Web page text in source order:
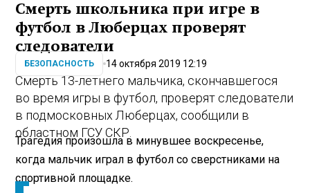
Смерть школьника при игре в
футбол в Люберцах проверят
следователи
БЕЗОПАСНОСТЬ 14 октября 2019 12:19
Смерть 13-летнего мальчика, скончавшегося
во время игры в футбол, проверят следователи
в подмосковных Люберцах, сообщили в
областном ГСУ СКР.
Трагедия произошла в минувшее воскресенье,
когда мальчик играл в футбол со сверстниками на
спортивной площадке.